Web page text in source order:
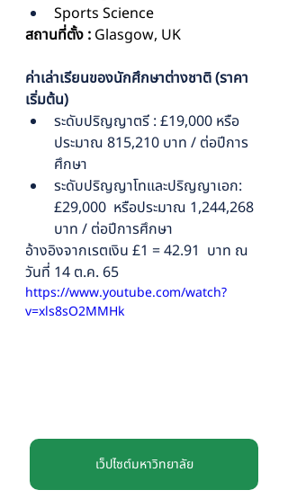
Sports Science
สถานที่ตั้ง : Glasgow, UK
ค่าเล่าเรียนของนักศึกษาต่างชาติ (ราคา
เริ่มต้น)
ระดับปริญญาตรี : £19,000 หรือ
ประมาณ 815,210 บาท / ต่อปีการ
ศึกษา
ระดับปริญญาโทและปริญญาเอก:
£29,000  หรือประมาณ 1,244,268
บาท / ต่อปีการศึกษา
อ้างอิงจากเรตเงิน £1 = 42.91  บาท ณ
วันที่ 14 ต.ค. 65
https://www.youtube.com/watch?
v=xls8sO2MMHk
เว็ปไซต์มหาวิทยาลัย